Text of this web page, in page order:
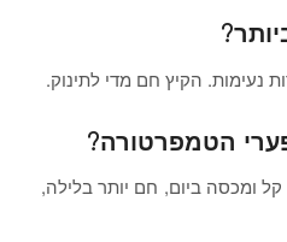
נעימות. הקיץ חם מדי לתינוק.
הטמפרטורה?
ומכסה ביום, חם יותר בלילה,